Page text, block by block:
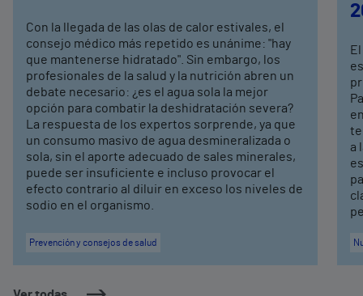
Con la llegada de las olas de calor estivales, el
consejo médico más repetido es unánime: "hay
que mantenerse hidratado". Sin embargo, los
profesionales de la salud y la nutrición abren un
debate necesario: ¿es el agua sola la mejor
opción para combatir la deshidratación severa?
La respuesta de los expertos sorprende, ya que
un consumo masivo de agua desmineralizada o
sola, sin el aporte adecuado de sales minerales,
puede ser insuficiente e incluso provocar el
efecto contrario al diluir en exceso los niveles de
sodio en el organismo.
Prevención y consejos de salud
a